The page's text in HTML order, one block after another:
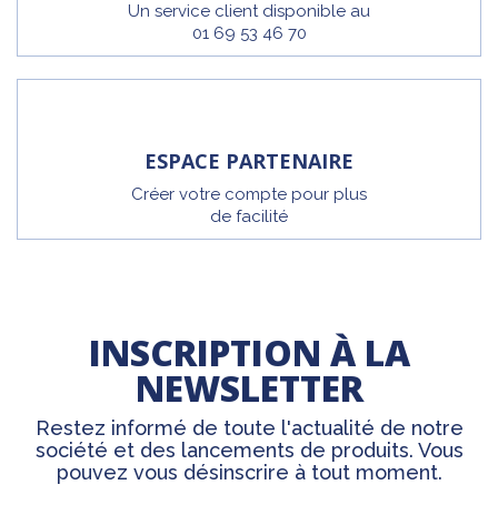
Un service client disponible au
01 69 53 46 70
ESPACE PARTENAIRE
Créer votre compte pour plus
de facilité
INSCRIPTION À LA
NEWSLETTER
Restez informé de toute l'actualité de notre
société et des lancements de produits. Vous
pouvez vous désinscrire à tout moment.